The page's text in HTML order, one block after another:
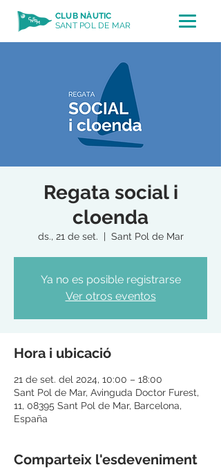
CLUB NÀUTIC
SANT POL DE MAR
Regata social i
cloenda
ds., 21 de set.
  |
Sant Pol de Mar
Ya no es posible registrarse
Ver otros eventos
Hora i ubicació
21 de set. del 2024, 10:00 – 18:00
Sant Pol de Mar, Avinguda Doctor Furest,
11, 08395 Sant Pol de Mar, Barcelona,
España
Comparteix l'esdeveniment